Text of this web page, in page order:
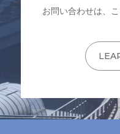
お問い合わせは、